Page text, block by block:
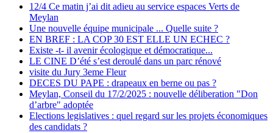
12/4 Ce matin j’ai dit adieu au service espaces Verts de
Meylan
Une nouvelle équipe municipale ... Quelle suite ?
EN BREF : LA COP 30 EST ELLE UN ECHEC ?
Existe -t- il avenir écologique et démocratique...
LE CINE D’été s’est deroulé dans un parc rénové
visite du Jury 3eme Fleur
DECES DU PAPE : drapeaux en berne ou pas ?
Meylan, Conseil du 17/2/2025 : nouvelle déliberation "Don
d’arbre" adoptée
Elections legislatives : quel regard sur les projets économiques
des candidats ?